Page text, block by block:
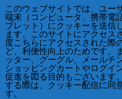
212-677-8621 info@crsny.org
このウェブサイトでは、ユー
端末（コンピュータ、携帯電
ブレット）にクッキーを送信
ます。このサイトにアクセス
度こちらにアクセスされた際
ど、利便性向上のためです。
ッター、グーグル、メールチ
ショッピングカートやログイ
促進を図る目的もございます
する際は、クッキー配信に同
す。